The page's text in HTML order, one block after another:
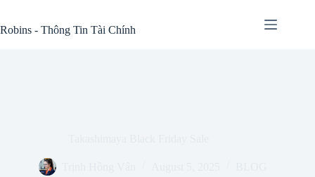
content
Robins - Thông Tin Tài Chính